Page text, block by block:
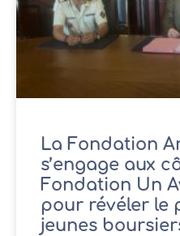
La Fondation
s’engage aux
Fondation Un
pour révéler le
jeunes